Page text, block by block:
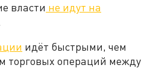
власти не идут на
идёт быстрыми, чем
торговых операций между